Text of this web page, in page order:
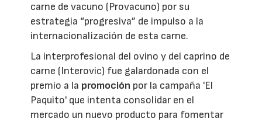
carne de vacuno (Provacuno) por su
estrategia “progresiva” de impulso a la
internacionalización de esta carne.
La interprofesional del ovino y del caprino de
carne (Interovic) fue galardonada con el
premio a la promoción por la campaña 'El
Paquito' que intenta consolidar en el
mercado un nuevo producto para fomentar